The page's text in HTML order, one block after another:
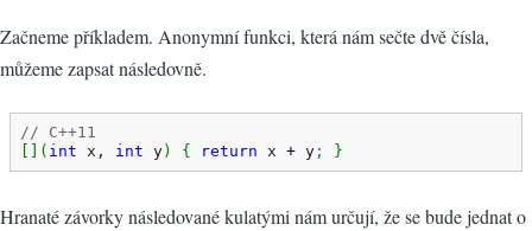
Začneme příkladem. Anonymní funkci, která nám sečte dvě čísla,
můžeme zapsat následovně.
// C++11
( int x, int y) { return x + y ; }
Hranaté závorky následované kulatými nám určují, že se bude jednat o